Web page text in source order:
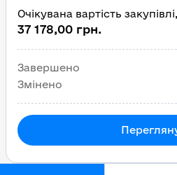
Очікувана вартість
37 178,00 грн.
Завершено
Змінено